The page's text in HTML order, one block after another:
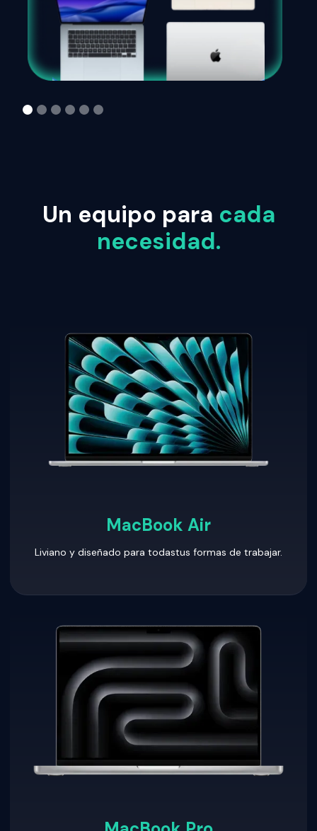
Un equipo para cada
necesidad.
MacBook Air
Liviano y diseñado para todastus formas de trabajar.